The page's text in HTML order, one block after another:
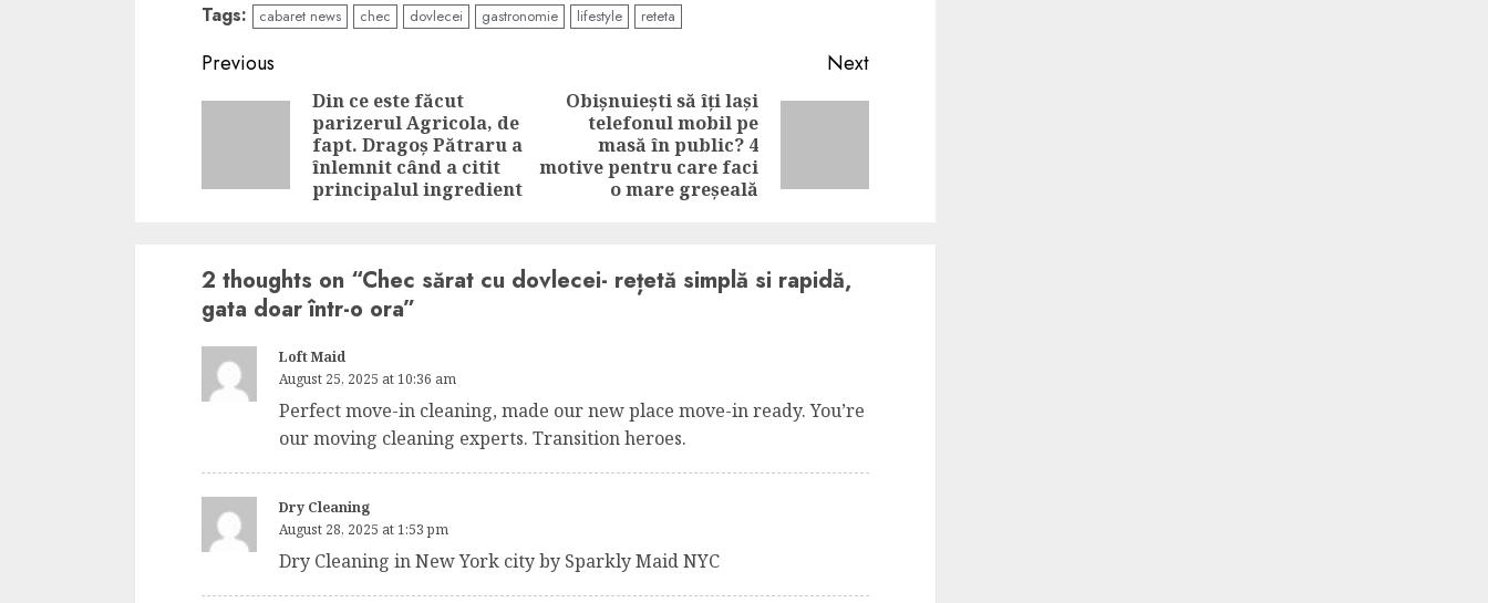
Tags: cabaret news chec dovlecei gastronomie lifestyle reteta
Continue
Reading
Previous
Previous
post:
Din ce este făcut
parizerul Agricola, de
fapt. Dragoș Pătraru a
înlemnit când a citit
principalul ingredient
Next
post:
Obișnuiești să îți lași
telefonul mobil pe
masă în public? 4
motive pentru care faci
o mare greșeală
2 thoughts on “Chec sărat cu dovlecei- rețetă simplă si rapidă,
gata doar într-o ora”
Loft Maid
August 25, 2025 at 10:36 am
Perfect move-in cleaning, made our new place move-in ready. You’re
our moving cleaning experts. Transition heroes.
Dry Cleaning
August 28, 2025 at 1:53 pm
Dry Cleaning in New York city by Sparkly Maid NYC